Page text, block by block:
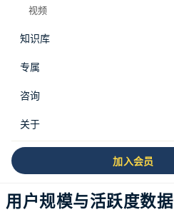
视频
知识库
专属
咨询
关于
加入会员
用户规模与活跃度数据